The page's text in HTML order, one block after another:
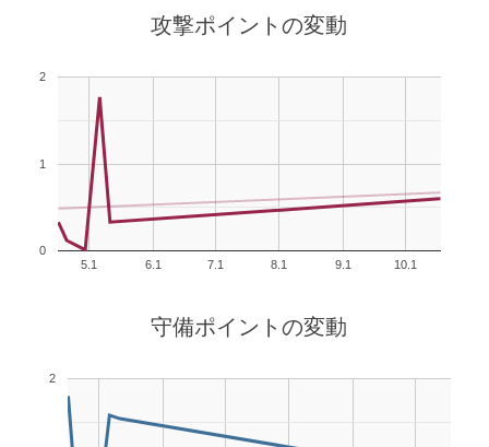
攻撃ポイントの変動
5.1 6.1 7.1 8.1 9.1 10.1
0
1
2
守備ポイントの変動
2